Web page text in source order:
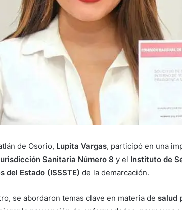
de Osorio, Lupita Vargas, participó en una
Sanitaria Número 8 y el Instituto de
del Estado (ISSSTE) de la demarcación.
se abordaron temas clave en materia de salud